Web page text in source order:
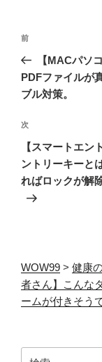
投
ナ
ビ
ー
シ
ョ
ン
前
の
投
稿
前
【MACパソ
PDFファイルが
ブル対策。
次
の
投
稿
次
【スマートエ
ントリーキーと
ればロックが解
WOW99 > 健康
者さん】こんな
ームが付きそう
検